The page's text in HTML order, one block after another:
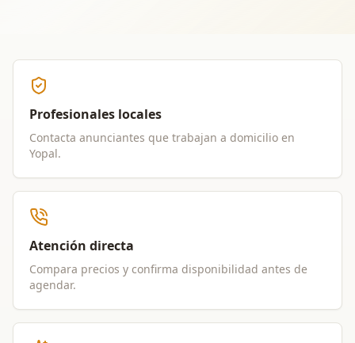
Profesionales locales
Contacta anunciantes que trabajan a domicilio en
Yopal.
Atención directa
Compara precios y confirma disponibilidad antes de
agendar.